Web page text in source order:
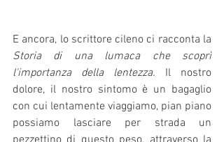
Storia di una lumaca che scoprì
l'importanza della lentezza. Il nostro
dolore, il nostro sintomo è un bagaglio
con cui lentamente viaggiamo, pian piano
possiamo lasciare per strada un